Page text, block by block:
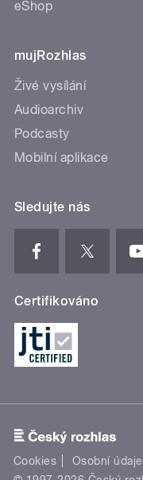
eShop
mujRozhlas
Živé vysílání
Audioarchiv
Podcasty
Mobilní aplikace
Sledujte nás
Certifikováno
Cookies Osobní údaje